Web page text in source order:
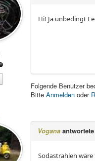
Hi! Ja unbedingt
Folgende Benutzer
Bitte Anmelden oder
Vogana
Sodastrahlen wäre